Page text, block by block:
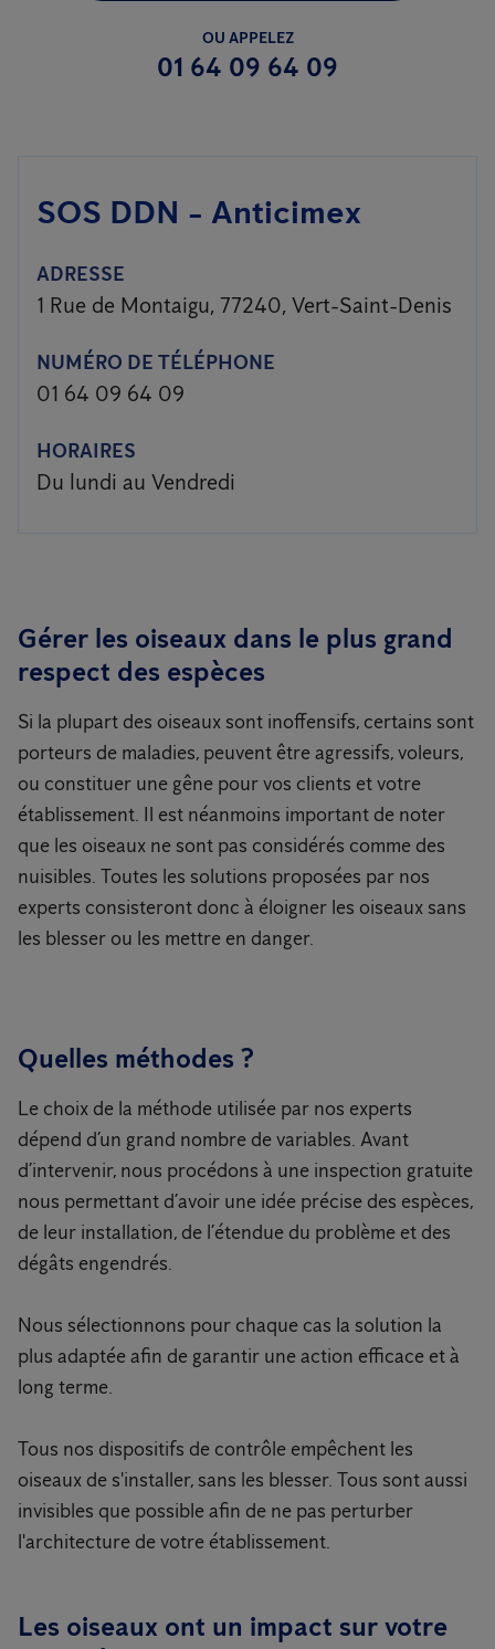
OU APPELEZ
01 64 09 64 09
SOS DDN - Anticimex
ADRESSE
1 Rue de Montaigu, 77240, Vert-Saint-Denis
NUMÉRO DE TÉLÉPHONE
01 64 09 64 09
HORAIRES
Du lundi au Vendredi
Gérer les oiseaux dans le plus grand
respect des espèces
Si la plupart des oiseaux sont inoffensifs, certains sont
porteurs de maladies, peuvent être agressifs, voleurs,
ou constituer une gêne pour vos clients et votre
établissement. Il est néanmoins important de noter
que les oiseaux ne sont pas considérés comme des
nuisibles. Toutes les solutions proposées par nos
experts consisteront donc à éloigner les oiseaux sans
les blesser ou les mettre en danger.
Quelles méthodes ?
Le choix de la méthode utilisée par nos experts
dépend d’un grand nombre de variables. Avant
d’intervenir, nous procédons à une inspection gratuite
nous permettant d’avoir une idée précise des espèces,
de leur installation, de l’étendue du problème et des
dégâts engendrés.
Nous sélectionnons pour chaque cas la solution la
plus adaptée afin de garantir une action efficace et à
long terme.
Tous nos dispositifs de contrôle empêchent les
oiseaux de s'installer, sans les blesser. Tous sont aussi
invisibles que possible afin de ne pas perturber
l'architecture de votre établissement.
Les oiseaux ont un impact sur votre